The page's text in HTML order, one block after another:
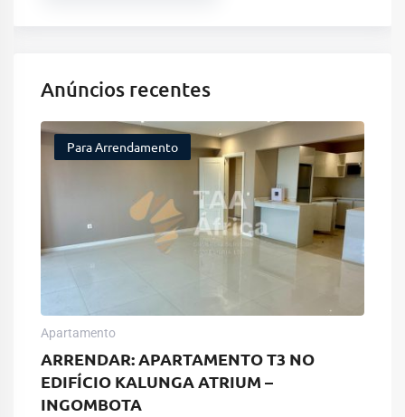
Anúncios recentes
Para Arrendamento
Apartamento
ARRENDAR: APARTAMENTO T3 NO
EDIFÍCIO KALUNGA ATRIUM –
INGOMBOTA